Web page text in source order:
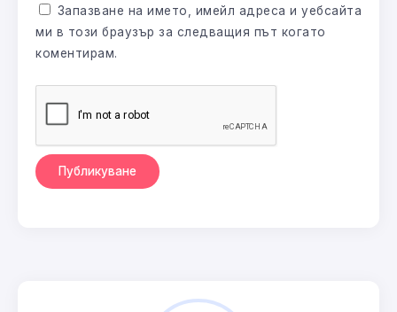
Запазване на името, имейл адреса и уебсайта
ми в този браузър за следващия път когато
коментирам.